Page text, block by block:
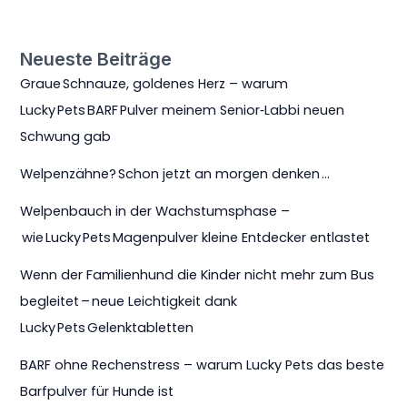
Neueste Beiträge
Graue Schnauze, goldenes Herz – warum
Lucky Pets BARF Pulver meinem Senior‑Labbi neuen
Schwung gab
Welpenzähne? Schon jetzt an morgen denken …
Welpenbauch in der Wachstumsphase –
wie Lucky Pets Magenpulver kleine Entdecker entlastet
Wenn der Familienhund die Kinder nicht mehr zum Bus
begleitet – neue Leichtigkeit dank
Lucky Pets Gelenktabletten
BARF ohne Rechenstress – warum Lucky Pets das beste
Barfpulver für Hunde ist